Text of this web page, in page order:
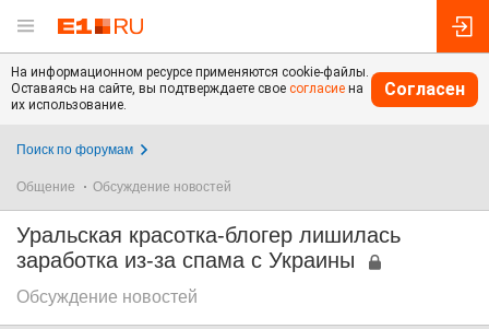
На информационном ресурсе применяются cookie-файлы.
Оставаясь на сайте, вы подтверждаете свое согласие на
их использование.
Согласен
Поиск по форумам
Общение Обсуждение новостей
Уральская красотка-блогер лишилась
заработка из-за спама с Украины
Обсуждение новостей